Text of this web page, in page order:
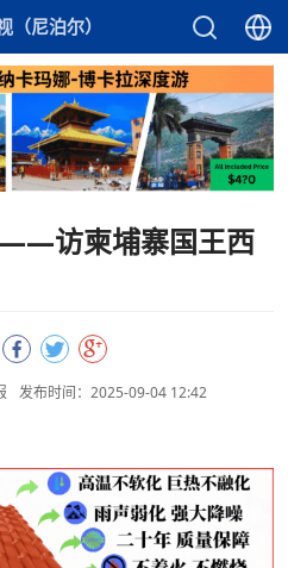
（尼泊尔）
访柬埔寨国王西
发布时间：2025-09-04 12:42